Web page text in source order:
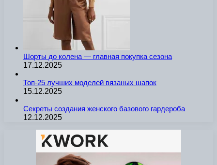
Шорты до колена — главная покупка сезона
17.12.2025
Топ-25 лучших моделей вязаных шапок
15.12.2025
Секреты создания женского базового гардероба
12.12.2025